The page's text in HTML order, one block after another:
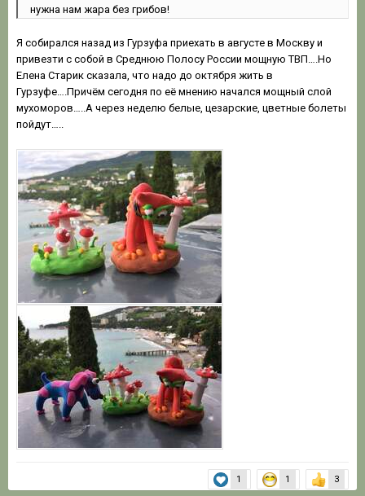
нужна нам жара без грибов!
Я собирался назад из Гурзуфа приехать в августе в Москву и
привезти с собой в Среднюю Полосу России мощную ТВП….Но
Елена Старик сказала, что надо до октября жить в
Гурзуфе….Причём сегодня по её мнению начался мощный слой
мухоморов…..А через неделю белые, цезарские, цветные болеты
пойдут…..
1 1 3